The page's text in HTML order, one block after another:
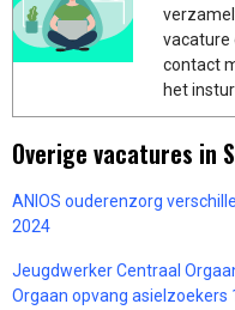
vacature
contact
het
Overige vacatures in
ANIOS ouderenzorg
2024
Jeugdwerker Centraal
Orgaan opvang asielzoekers